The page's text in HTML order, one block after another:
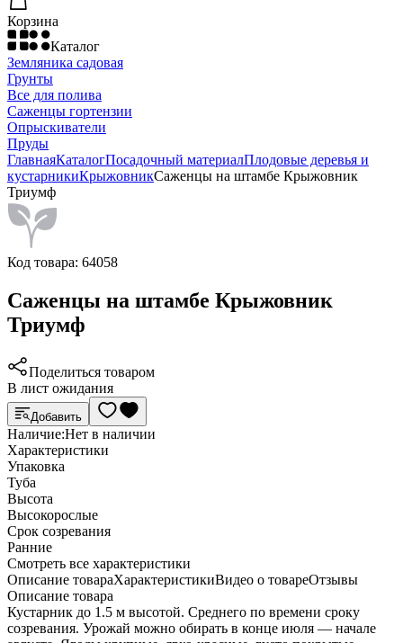
Корзина
Каталог
Земляника садовая
Грунты
Все для полива
Саженцы гортензии
Опрыскиватели
Пруды
ГлавнаяКаталогПосадочный материалПлодовые деревья и
кустарникиКрыжовникСаженцы на штамбе Крыжовник
Триумф
Код товара: 64058
Саженцы на штамбе Крыжовник
Триумф
Поделиться товаром
В лист ожидания
Добавить
Наличие:Нет в наличии
Характеристики
Упаковка
Туба
Высота
Высокорослые
Срок созревания
Ранние
Cмотреть все характеристики
Описание товараХарактеристикиВидео о товареОтзывы
Описание товара
Кустарник до 1.5 м высотой. Среднего по времени сроку
созревания. Урожай можно обирать в конце июля — начале